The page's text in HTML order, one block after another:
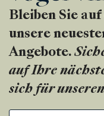
Bleiben Sie
unsere
Angebote.
auf Ihre
sich für